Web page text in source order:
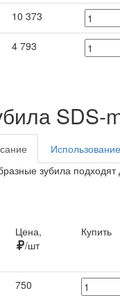
10 373
4 793
SDS-
Использование
зубила
Цена,
/шт
Купить
/шт
Купить
750